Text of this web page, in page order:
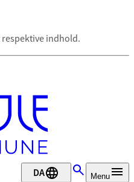
indhold.
DA Menu